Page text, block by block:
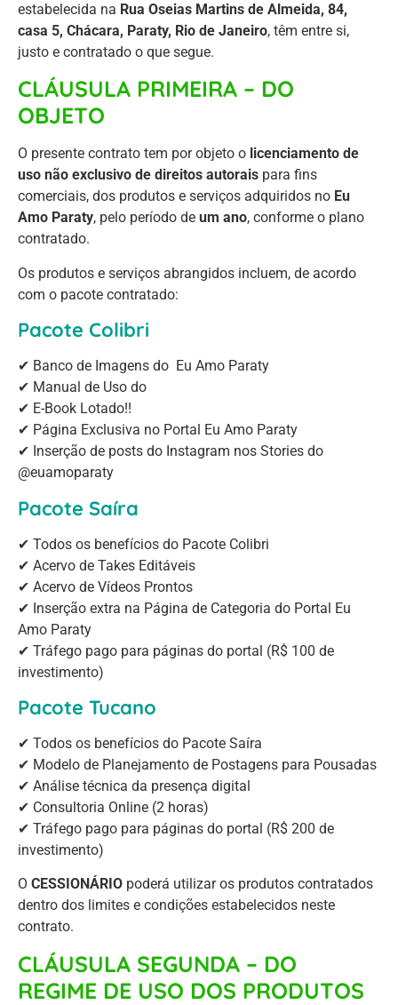
estabelecida na Rua Oseias Martins de Almeida, 84,
casa 5, Chácara, Paraty, Rio de Janeiro, têm entre si,
justo e contratado o que segue.
CLÁUSULA PRIMEIRA – DO
OBJETO
O presente contrato tem por objeto o licenciamento de
uso não exclusivo de direitos autorais para fins
comerciais, dos produtos e serviços adquiridos no Eu
Amo Paraty, pelo período de um ano, conforme o plano
contratado.
Os produtos e serviços abrangidos incluem, de acordo
com o pacote contratado:
Pacote Colibri
✔ Banco de Imagens do Eu Amo Paraty
✔ Manual de Uso do
✔ E-Book Lotado!!
✔ Página Exclusiva no Portal Eu Amo Paraty
✔ Inserção de posts do Instagram nos Stories do
@euamoparaty
Pacote Saíra
✔ Todos os benefícios do Pacote Colibri
✔ Acervo de Takes Editáveis
✔ Acervo de Vídeos Prontos
✔ Inserção extra na Página de Categoria do Portal Eu
Amo Paraty
✔ Tráfego pago para páginas do portal (R$ 100 de
investimento)
Pacote Tucano
✔ Todos os benefícios do Pacote Saíra
✔ Modelo de Planejamento de Postagens para Pousadas
✔ Análise técnica da presença digital
✔ Consultoria Online (2 horas)
✔ Tráfego pago para páginas do portal (R$ 200 de
investimento)
O CESSIONÁRIO poderá utilizar os produtos contratados
dentro dos limites e condições estabelecidos neste
contrato.
CLÁUSULA SEGUNDA – DO
REGIME DE USO DOS PRODUTOS